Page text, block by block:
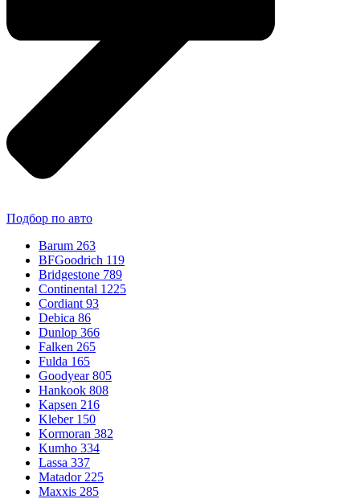
Подбор по авто
Barum 263
BFGoodrich 119
Bridgestone 789
Continental 1225
Cordiant 93
Debica 86
Dunlop 366
Falken 265
Fulda 165
Goodyear 805
Hankook 808
Kapsen 216
Kleber 150
Kormoran 382
Kumho 334
Lassa 337
Matador 225
Maxxis 285